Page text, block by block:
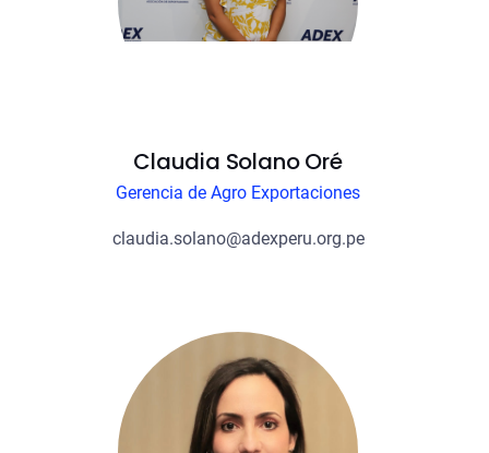
Claudia Solano Oré
Gerencia de Agro Exportaciones
claudia.solano@adexperu.org.pe